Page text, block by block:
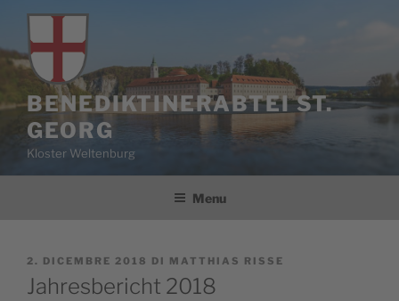
Salta
contenuto
BENEDIKTINERABTEI ST.
GEORG
Kloster Weltenburg
Menu
PUBBLICATO
IL
2. DICEMBRE 2018 DI MATTHIAS RISSE
Jahresbericht 2018